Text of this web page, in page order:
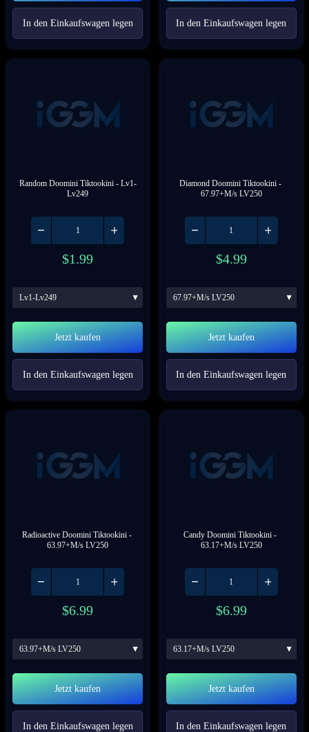
In den Einkaufswagen legen In den Einkaufswagen legen
Random Doomini Tiktookini - Lv1-
Lv249
$1.99
Lv1-Lv249
Jetzt kaufen
In den Einkaufswagen legen
Diamond Doomini Tiktookini -
67.97+M/s LV250
$4.99
67.97+M/s LV250
Jetzt kaufen
In den Einkaufswagen legen
Radioactive Doomini Tiktookini -
63.97+M/s LV250
$6.99
63.97+M/s LV250
Jetzt kaufen
In den Einkaufswagen legen
Candy Doomini Tiktookini -
63.17+M/s LV250
$6.99
63.17+M/s LV250
Jetzt kaufen
In den Einkaufswagen legen